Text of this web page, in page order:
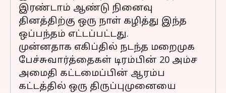
இரண்டாம் ஆண்டு நினைவு
தினத்திற்கு ஒரு நாள் கழித்து இந்த
ஒப்பந்தம் எட்டப்பட்டது.
முன்னதாக எகிப்தில் நடந்த மறைமுக
பேச்சுவார்த்தைகள் டிரம்பின் 20 அம்ச
அமைதி கட்டமைப்பின் ஆரம்ப
கட்டத்தில் ஒரு திருப்புமுனையை